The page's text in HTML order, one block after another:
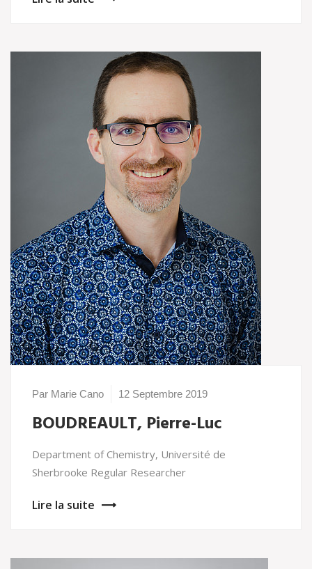
Par Marie Cano 12 Septembre 2019
BOUDREAULT, Pierre-Luc
Department of Chemistry, Université de
Sherbrooke Regular Researcher
Lire la suite